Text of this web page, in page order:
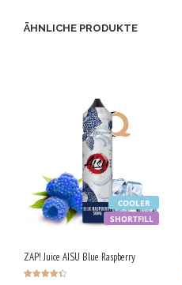
ÄHNLICHE PRODUKTE
SHORTFILL
COOLER
ZAP! Juice AISU Blue Raspberry